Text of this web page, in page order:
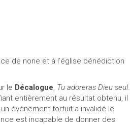
de none et à l’église bénédiction
le Décalogue, Tu adoreras Dieu seul.
entièrement au résultat obtenu, il
événement fortuit a invalidé le
est incapable de donner des